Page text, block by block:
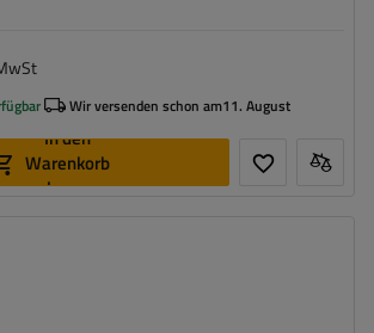
Wir versenden schon am11. August
In den
Warenkorb
legen